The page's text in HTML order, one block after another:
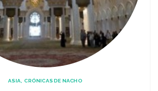
ASIA CRÓNICAS DE NACHO